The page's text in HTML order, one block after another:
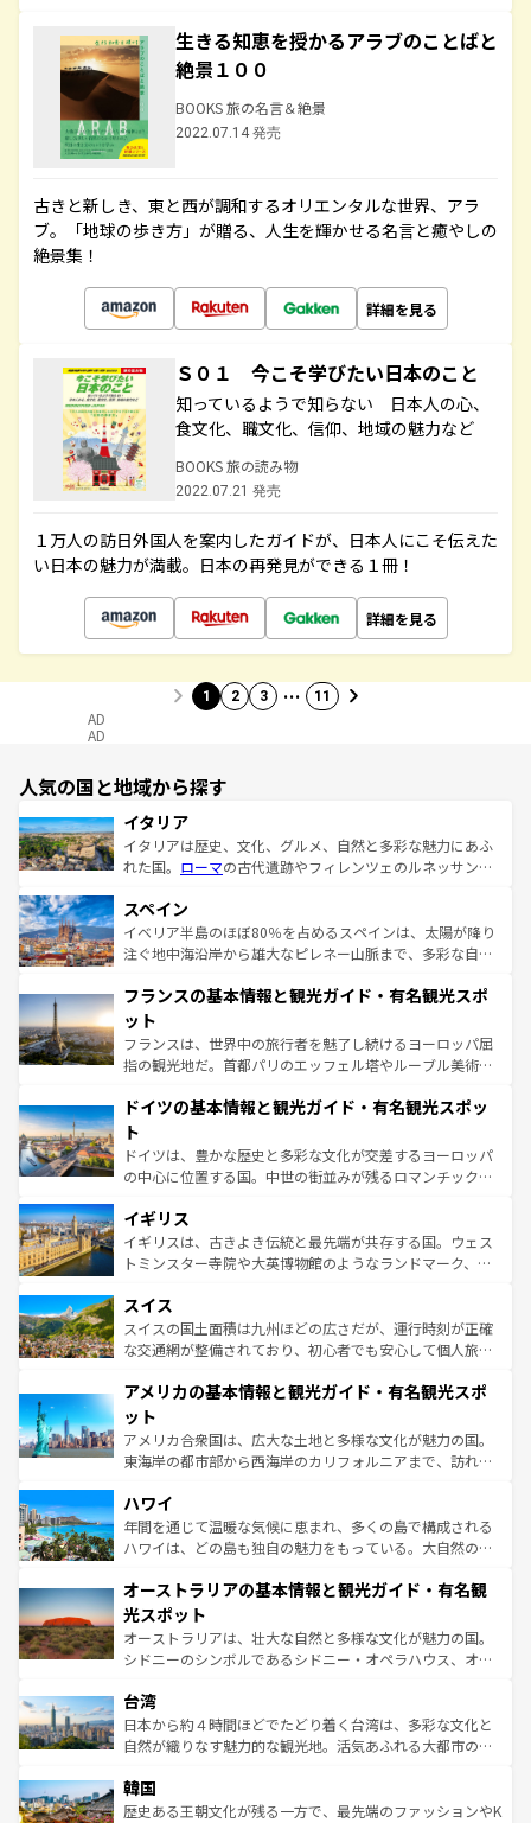
生きる知恵を授かるアラブのことばと
絶景１００
BOOKS 旅の名言＆絶景
2022.07.14 発売
古きと新しき、東と西が調和するオリエンタルな世界、アラ
ブ。「地球の歩き方」が贈る、人生を輝かせる名言と癒やしの
絶景集！
詳細を見る
Ｓ０１ 今こそ学びたい日本のこと
知っているようで知らない 日本人の心、
食文化、職文化、信仰、地域の魅力など
BOOKS 旅の読み物
2022.07.21 発売
１万人の訪日外国人を案内したガイドが、日本人にこそ伝えた
い日本の魅力が満載。日本の再発見ができる１冊！
詳細を見る
1 2 3 … 11
AD
AD
人気の国と地域から探す
イタリア
イタリアは歴史、文化、グルメ、自然と多彩な魅力にあふ
れた国。 ローマの古代遺跡やフィレンツェのルネッサンス
ろん、トスカーナの美しい田園風景やアマルフィ海岸の絶
景など、自然景観も見逃せない。観光の合間には、本場の
ピザやパスタなど、絶品のイタリア料理を堪能することも
ませてくれるイタリアで、忘れられない旅をしてみよう！
なお、新着のイタリア情報は
しい。
スペイン
イベリア半島のほぼ80％を占めるスペインは、太陽が降り
注ぐ地中海沿岸から雄大なピレネー山脈まで、多彩な自然
文化が根付くこの国では、情熱的なフラメンコ、熱気あふ
れる闘牛、そして美味しいタパスが生活の一部となってい
る。首都マドリードの洗練された雰囲気や、バルセロナの
アートに溢れた街角から、地方では古代ローマ遺跡や中世
せる。地方によって風土や気候が異なるスペインはその個
ンテンツ一覧 を参照してほしい。
フランスの基本情報と観光ガイド・有名観光スポ
ット
フランスは、世界中の旅行者を魅了し続けるヨーロッパ屈
指の観光地だ。首都パリのエッフェル塔やルーブル美術館
で、幅広い魅力が詰まっている。華麗な宮殿、歴史的な大
聖堂、美しいビーチ、そして豊かな自然が、訪れる者を心
から魅了する。また、フランスは美食の国としても知ら
れ、フランス料理はユネスコ無形文化遺産にも登録されて
香り高いラベンダー畑など、多彩な楽しみ方が可能だ。さ
らに、パリ以外の地域にも魅力が溢れており、どの街角に
も豊かな歴史と文化が息づいている。パリ以外の個性あふ
を参照してほしい。
ドイツの基本情報と観光ガイド・有名観光スポッ
ト
ドイツは、豊かな歴史と多彩な文化が交差するヨーロッパ
の中心に位置する国。中世の街並みが残るロマンチック街
顔を持つこの国は、どこを歩いても飽きることがない。ベ
ルリンの文化的活気、バイエルン州のアルプスの絶景、そ
してライン川沿いのワイン畑といった風景は必見。ビール
は、お酒好きな人にはぜひ体験してほしい。 なお、新着の
ドイツ情報はコンテンツ一覧を参照してほしい。
イギリス
イギリスは、古きよき伝統と最先端が共存する国。ウェス
トミンスター寺院や大英博物館のようなランドマーク、歴
リアごとに異なる魅力がある。また、優雅なアフタヌーン
ティー、ビール好きにはたまらない英国パブ、サッカー観
戦など、本場だからこそできる体験も豊富。イギリスを旅
ンツ一覧を参照してほしい。
スイス
スイスの国土面積は九州ほどの広さだが、運行時刻が正確
な交通網が整備されており、初心者でも安心して個人旅行
の建物がそのまま残る町や、スイスならではのユニークな
博物館もあり、アルプス観光だけでなく町歩きも満喫する
ことができる。国民の所得が高いため物価も高いが、旅行
者向けの交通パス提供のサービスもあり、うまく活用すれ
着のスイス情報は
アメリカの基本情報と観光ガイド・有名観光スポ
ット
アメリカ合衆国は、広大な土地と多様な文化が魅力の国。
東海岸の都市部から西海岸のカリフォルニアまで、訪れる
のような巨大都市は、観光、ショッピング、エンターテイ
ンメントが詰まった刺激的なスポットだ。一方、アメリカ
西部には大自然が広がり、グランドキャニオンやイエロー
部のニューオーリンズでは、音楽と美食が融合した独特の
文化が魅力。旅行者はアメリカの各地域で異なる魅力を楽
しみながら、その多様性と豊かな歴史を感じることができ
るだろう。車でのロードトリップや列車の旅も、アメリカ
情報は
ハワイ
年間を通じて温暖な気候に恵まれ、多くの島で構成される
ハワイは、どの島も独自の魅力をもっている。大自然の神
ワイ島は見逃せない。また、定番の観光地といえばオアフ
島だが、静かな自然を求めるならマウイ島やカウアイ島が
おすすめ。エメラルドグリーンに輝く海をはじめ、豊かな
文化や歴史が息づいている。「アロハスピリット」と呼ば
人々、おいしいローカルフードやハワイアンミュージッ
ク、伝統的なフラダンスなど、すべてがハワイの魅力を彩
っている。訪れるたびに新しい発見と感動が待っているハ
はコンテンツ一覧
オーストラリアの基本情報と観光ガイド・有名観
光スポット
オーストラリアは、壮大な自然と多様な文化が魅力の国。
シドニーのシンボルであるシドニー・オペラハウス、オー
リアリーフや大陸中央部にそびえるウルル（エアーズロッ
ク）、タスマニアの美しい原生林やケアンズの熱帯雨林な
ど、見どころがたくさん。また、カフェやワイン、オージ
いる。アクティビティも充実しており、サーフィンやダイ
ビング、ハイキングなど、アウトドア好きにはたまらな
台湾
日本から約４時間ほどでたどり着く台湾は、多彩な文化と
自然が織りなす魅力的な観光地。活気あふれる大都市の台
ン）、静ひつな山岳地帯である台湾東部など、都市の喧騒
と山間の静けさが共存しており、訪れる人に新しい発見と
韓国
歴史ある王朝文化が残る一方で、最先端のファッションやK